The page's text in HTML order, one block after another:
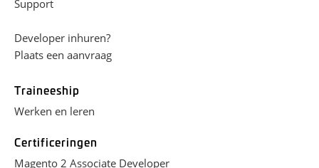
Support
Developer inhuren?
Plaats een aanvraag
Traineeship
Werken en leren
Certificeringen
Magento 2 Associate Developer